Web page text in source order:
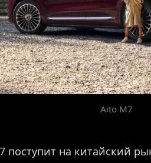
Aito M7
поступит на китайский